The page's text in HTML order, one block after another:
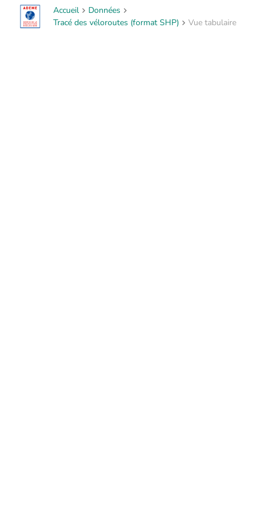
Accueil
Données
Tracé des véloroutes (format SHP)
Vue tabulaire